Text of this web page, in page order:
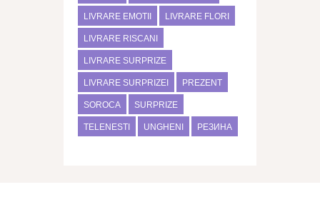
LIVRARE EMOTII LIVRARE FLORI
LIVRARE RISCANI
LIVRARE SURPRIZE
LIVRARE SURPRIZEI PREZENT
SOROCA SURPRIZE
TELENESTI UNGHENI РЕЗИНА